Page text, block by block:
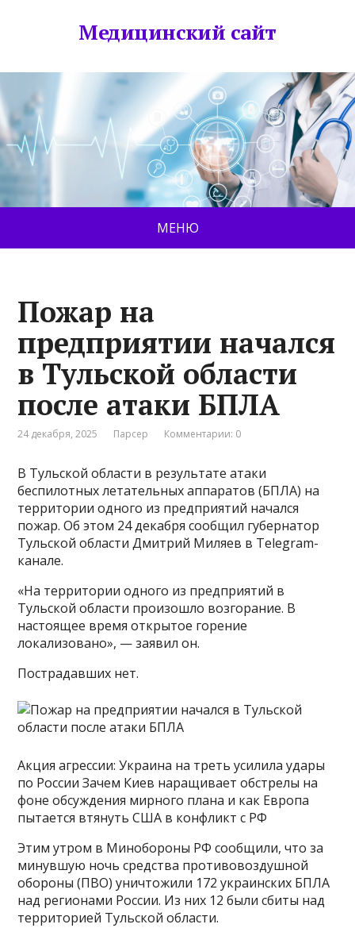
Медицинский сайт
МЕНЮ
Пожар на
предприятии начался
в Тульской области
после атаки БПЛА
24 декабря, 2025 Парсер Комментарии: 0
В Тульской области в результате атаки
беспилотных летательных аппаратов (БПЛА) на
территории одного из предприятий начался
пожар. Об этом 24 декабря сообщил губернатор
Тульской области Дмитрий Миляев в Telegram-
канале.
«На территории одного из предприятий в
Тульской области произошло возгорание. В
настоящее время открытое горение
локализовано», — заявил он.
Пострадавших нет.
Акция агрессии: Украина на треть усилила удары
по России Зачем Киев наращивает обстрелы на
фоне обсуждения мирного плана и как Европа
пытается втянуть США в конфликт с РФ
Этим утром в Минобороны РФ сообщили, что за
минувшую ночь средства противовоздушной
обороны (ПВО) уничтожили 172 украинских БПЛА
над регионами России. Из них 12 были сбиты над
территорией Тульской области.